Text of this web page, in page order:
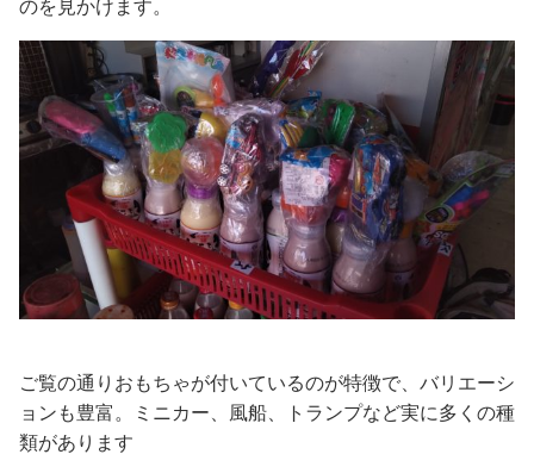
のを見かけます。
ご覧の通りおもちゃが付いているのが特徴で、バリエーシ
ョンも豊富。ミニカー、風船、トランプなど実に多くの種
類があります